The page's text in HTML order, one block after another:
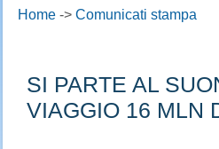
Home -> Comunicati stampa
SI PARTE AL
VIAGGIO 16 MLN